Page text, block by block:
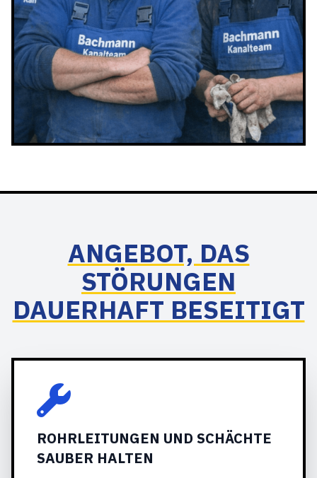
ANGEBOT, DAS
STÖRUNGEN
DAUERHAFT BESEITIGT
ROHRLEITUNGEN UND SCHÄCHTE
SAUBER HALTEN